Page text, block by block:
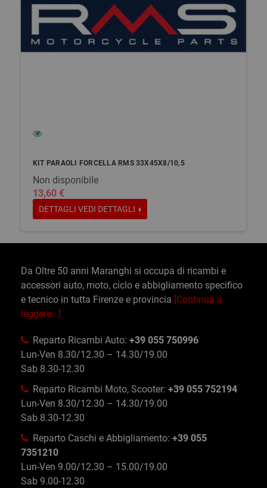
KIT PARAOLI FORCELLA RMS 33X45X8/10,5
Non disponibile
13,60 €
DETTAGLI VEDI DETTAGLI
Da Oltre 50 anni Maranghi si occupa di ricambi e
accessori auto, moto, ciclo e abbigliamento specifico
e tecnico in tutta Firenze e provincia [Continua a
leggere...]
Reparto Ricambi Auto: +39 055 750996
Lun-Ven 8.30/12.30 – 14.30/19.00
Sab 8.30-12.30
Reparto Ricambi Moto, Scooter: +39 055 752194
Lun-Ven 8.30/12.30 – 14.30/19.00
Sab 8.30-12.30
Reparto Caschi e Abbigliamento: +39 055
7351210
Lun-Ven 9.00/12.30 – 15.00/19.00
Sab 9.00-12.30